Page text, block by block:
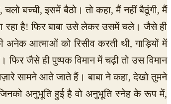
बच्ची, इसमें बैठो। तो कहा, मैं नहीं बैठूंगी, मैं
रहा है! फिर बाबा उसे लेकर उसमें चले। जैसे ही
आत्माओं को रिसीव करती थी, गाड़ियों में
जैसे ही पुष्पक विमान में चढ़ी तो उस विमान
सामने आते जाते हैं। बाबा ने कहा, देखो तुमने
अनुभूति हुई है वो अनुभूति स्नेह के रूप में,